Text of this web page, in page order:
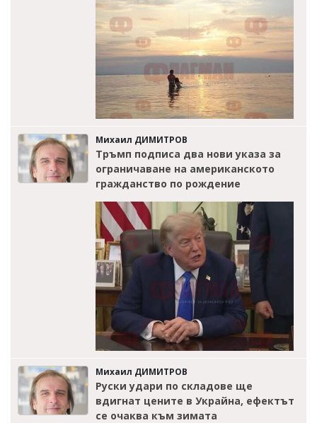
Михаил ДИМИТРОВ
Тръмп подписа два нови указа за
ограничаване на американското
гражданство по рождение
Михаил ДИМИТРОВ
Руски удари по складове ще
вдигнат цените в Украйна, ефектът
се очаква към зимата